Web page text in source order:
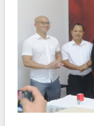
VĂN BẢN HĐND TỈNH
ĐIỂM TIN VĂN BẢN
QUY HOẠCH - KẾ HOẠCH